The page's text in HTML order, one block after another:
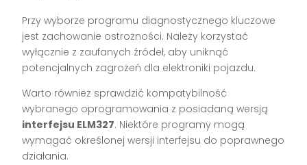
Przy wyborze programu diagnostycznego kluczowe
jest zachowanie ostrożności. Należy korzystać
wyłącznie z zaufanych źródeł, aby uniknąć
potencjalnych zagrożeń dla elektroniki pojazdu.
Warto również sprawdzić kompatybilność
wybranego oprogramowania z posiadaną wersją
interfejsu ELM327. Niektóre programy mogą
wymagać określonej wersji interfejsu do poprawnego
działania.